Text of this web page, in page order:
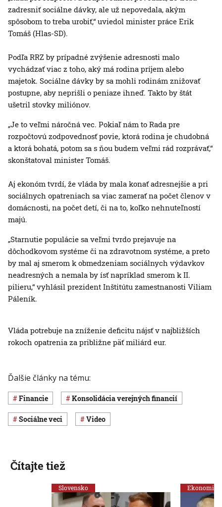
zadresniť sociálne dávky, ale už nepovedala, akým
spôsobom to treba urobiť,“ uviedol minister práce Erik
Tomáš (Hlas-SD).
Podľa RRZ by prípadné zvýšenie adresnosti malo
vychádzať viac z toho, aký má rodina príjem alebo
majetok. Sociálne dávky by sa mohli rodinám znižovať
postupne, aby neprišli o peniaze ihneď. Takto by štát
ušetril stovky miliónov.
„Je to veľmi náročná vec. Pokiaľ nám to Rada pre
rozpočtovú zodpovednosť povie, ktorá rodina je chudobná
a ktorá bohatá, potom sa s ňou budem veľmi rád rozprávať,“
skonštatoval minister Tomáš.
Aj ekonóm tvrdí, že vláda by mala konať adresnejšie a pri
sociálnych opatreniach sa viac zamerať na počet členov v
domácnosti, na počet detí, či na to, koľko nehnuteľností
majú.
„Starnutie populácie sa veľmi tvrdo prejavuje na
dôchodkovom systéme či na zdravotnom systéme, a preto
by mal aj smerom k obmedzeniam sociálnych výdavkov
neadresných a nemala by ísť napríklad smerom k II.
pilieru,“ vyhlásil prezident Inštitútu zamestnanosti Viliam
Páleník.
Vláda potrebuje na zníženie deficitu nájsť v najbližších
rokoch opatrenia za približne päť miliárd eur.
Ďalšie články na tému:
Financie konsolidácia verejných financií
Sociálne veci Video
Čítajte tiež
Slovensko Ekonomika